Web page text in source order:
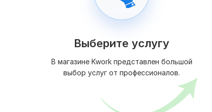
Выберите услугу
В магазине Kwork представлен большой
выбор услуг от профессионалов.